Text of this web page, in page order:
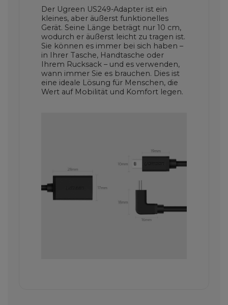
Der Ugreen US249-Adapter ist ein
kleines, aber äußerst funktionelles
Gerät. Seine Länge beträgt nur 10 cm,
wodurch er äußerst leicht zu tragen ist.
Sie können es immer bei sich haben –
in Ihrer Tasche, Handtasche oder
Ihrem Rucksack – und es verwenden,
wann immer Sie es brauchen. Dies ist
eine ideale Lösung für Menschen, die
Wert auf Mobilität und Komfort legen.